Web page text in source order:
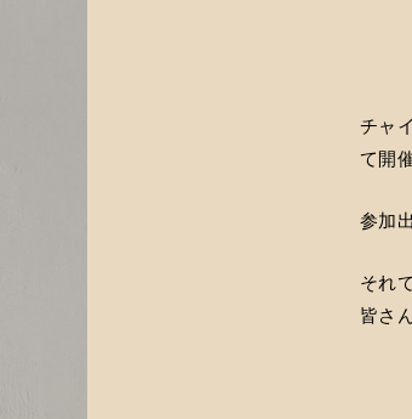
チャ
て開
参加
それ
皆さ